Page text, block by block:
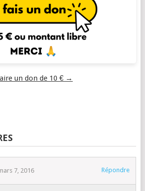
un don de 10 € →
7, 2016 Répondre